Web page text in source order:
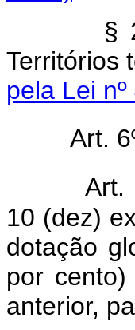
§
pela Lei
Art.
Art.
10 (dez)
dotação
por
anterior,